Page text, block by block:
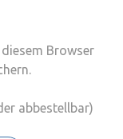
Browser
abbestellbar)